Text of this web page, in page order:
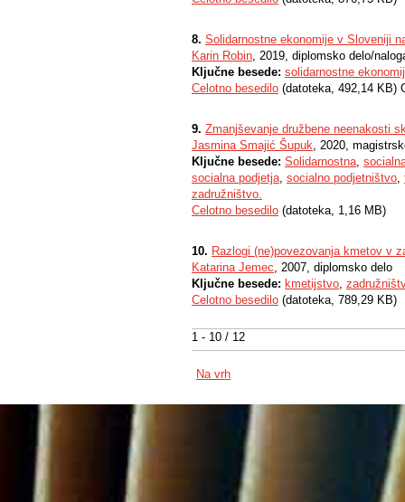
1 - 10 / 12
8. Solidarnostne ekonomije v Sloveniji
Karin Robin, 2019, diplomsko delo/
Ključne besede: solidarnostne
Celotno besedilo (datoteka, 492,14 KB)
9. Zmanjševanje družbene neenakosti
Jasmina Smajić Šupuk, 2020,
Ključne besede: Solidarnostna,
socialna podjetja, socialno podjetništvo,
zadružništvo.
Celotno besedilo (datoteka, 1,16 MB)
10. Razlogi (ne)povezovanja kmetov v
Katarina Jemec, 2007, diplomsko delo
Ključne besede: kmetijstvo,
Celotno besedilo (datoteka, 789,29 KB)
Na vrh